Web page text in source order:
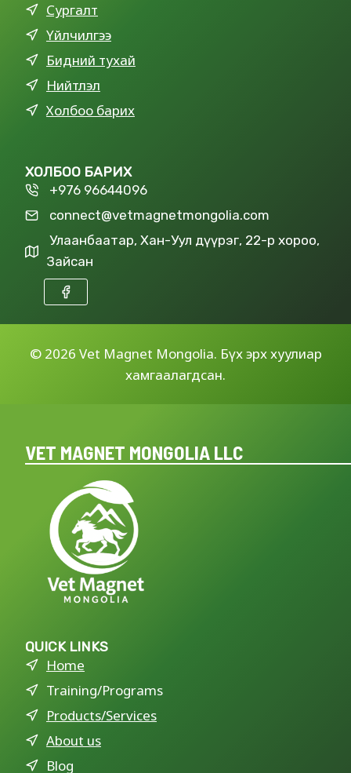
Сургалт
Үйлчилгээ
Бидний тухай
Нийтлэл
Холбоо барих
ХОЛБОО БАРИХ
+976 96644096
connect@vetmagnetmongolia.com
Улаанбаатар, Хан-Уул дүүрэг, 22-р хороо,
Зайсан
© 2026 Vet Magnet Mongolia. Бүх эрх хуулиар
хамгаалагдсан.
VET MAGNET MONGOLIA LLC
QUICK LINKS
Home
Training/Programs
Products/Services
About us
Blog